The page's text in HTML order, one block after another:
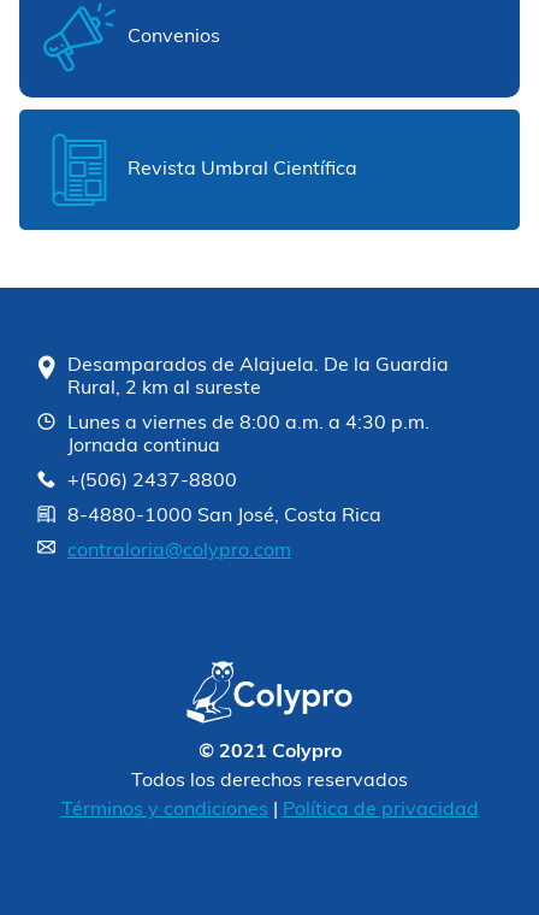
Convenios
Revista Umbral Científica
Desamparados de Alajuela. De la Guardia
Rural, 2 km al sureste
Lunes a viernes de 8:00 a.m. a 4:30 p.m.
Jornada continua
+(506) 2437-8800
8-4880-1000 San José, Costa Rica
contraloria@colypro.com
© 2021 Colypro
Todos los derechos reservados
Términos y condiciones
Política de privacidad